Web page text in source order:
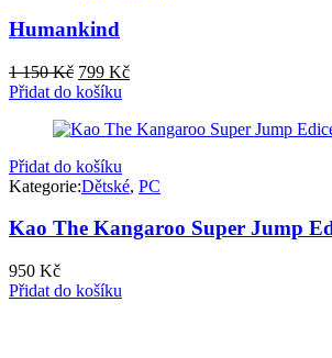
Humankind
1 150Kč Původní
cena
1
799 KčAktuální
799 Kč.
Přidat do košíku
Přidat do košíku
Kategorie:Dětské, PC
Kao The Kangaroo Super Jump
950 Kč
Přidat do košíku